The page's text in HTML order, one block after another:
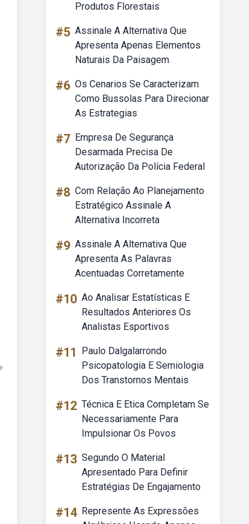
Produtos Florestais
#5 Assinale A Alternativa Que
Apresenta Apenas Elementos
Naturais Da Paisagem
#6 Os Cenarios Se Caracterizam
Como Bussolas Para Direcionar
As Estrategias
#7 Empresa De Segurança
Desarmada Precisa De
Autorização Da Polícia Federal
#8 Com Relação Ao Planejamento
Estratégico Assinale A
Alternativa Incorreta
#9 Assinale A Alternativa Que
Apresenta As Palavras
Acentuadas Corretamente
#10 Ao Analisar Estatísticas E
Resultados Anteriores Os
Analistas Esportivos
#11
Paulo Dalgalarrondo
Psicopatologia E Semiologia
Dos Transtornos Mentais
#12 Técnica E Etica Completam Se
Necessariamente Para
Impulsionar Os Povos
#13 Segundo O Material
Apresentado Para Definir
Estratégias De Engajamento
#14 Represente As Expressões